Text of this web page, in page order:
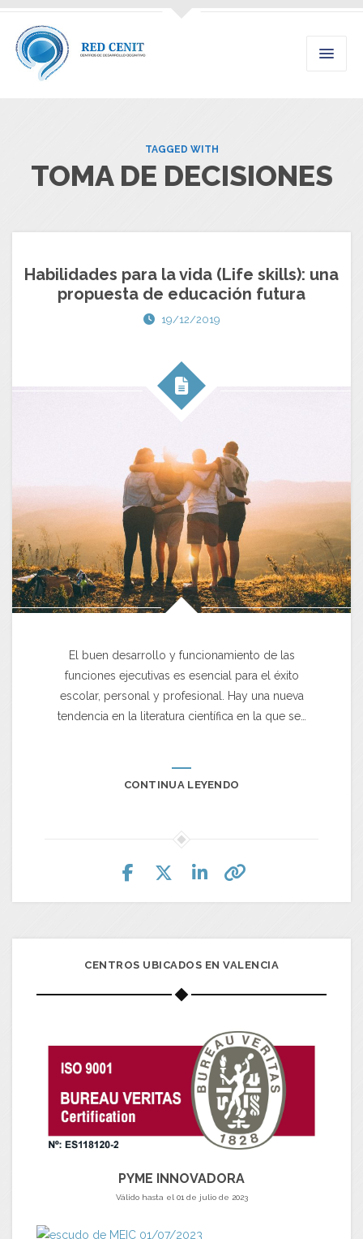
TAGGED WITH
TOMA DE DECISIONES
Habilidades para la vida (Life skills): una
propuesta de educación futura
19/12/2019
El buen desarrollo y funcionamiento de las
funciones ejecutivas es esencial para el éxito
escolar, personal y profesional. Hay una nueva
tendencia en la literatura científica en la que se…
CONTINUA LEYENDO
CENTROS UBICADOS EN VALENCIA
PYME INNOVADORA
Válido hasta el 01 de julio de 2023